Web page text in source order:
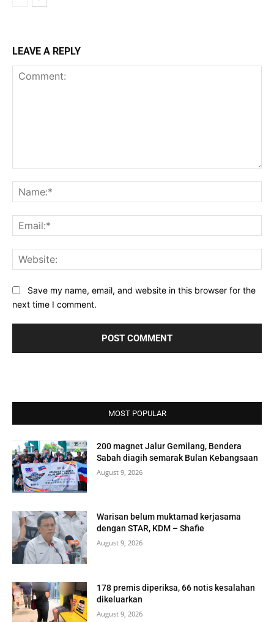
LEAVE A REPLY
Save my name, email, and website in this browser for the
next time I comment.
MOST POPULAR
200 magnet Jalur Gemilang, Bendera
Sabah diagih semarak Bulan Kebangsaan
August 9, 2026
Warisan belum muktamad kerjasama
dengan STAR, KDM – Shafie
August 9, 2026
178 premis diperiksa, 66 notis kesalahan
dikeluarkan
August 9, 2026